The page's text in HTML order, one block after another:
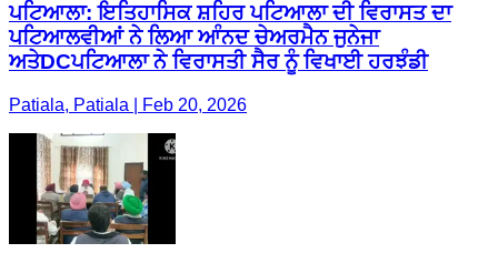
ਪਟਿਆਲਾ: ਇਤਿਹਾਸਿਕ ਸ਼ਹਿਰ ਪਟਿਆਲਾ ਦੀ ਵਿਰਾਸਤ ਦਾ
ਪਟਿਆਲਵੀਆਂ ਨੇ ਲਿਆ ਆੰਨਦ ਚੇਅਰਮੈਨ ਜੁਨੇਜਾ
ਅਤੇDCਪਟਿਆਲਾ ਨੇ ਵਿਰਾਸਤੀ ਸੈਰ ਨੂੰ ਵਿਖਾਈ ਹਰਝੰਡੀ
Patiala, Patiala | Feb 20, 2026